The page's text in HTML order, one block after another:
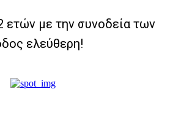
ετών με την συνοδεία των
ελεύθερη!